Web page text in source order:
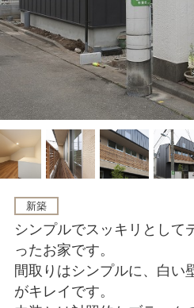
新築
シンプルでスッキリとして
ったお家です。
間取りはシンプルに、白い
がキレイです。